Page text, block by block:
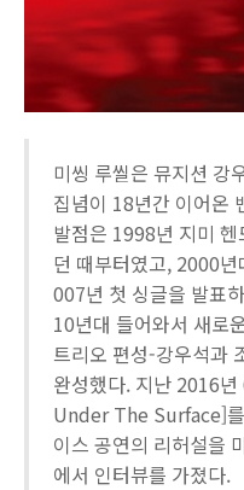
미씽 루씰은 뮤지션 강
집념이 18년간 이어온
발점은 1998년 지미
던 때부터였고, 2000
007년 첫 싱글을 발표
10년대 들어와서 새로
트리오 편성-강우석과
완성했다. 지난 2016
Under The Surface]
이스 공연의 리허설을
에서 인터뷰를 가졌다.